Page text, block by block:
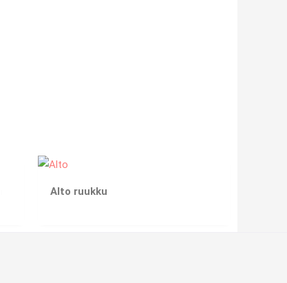
Alto ruukku